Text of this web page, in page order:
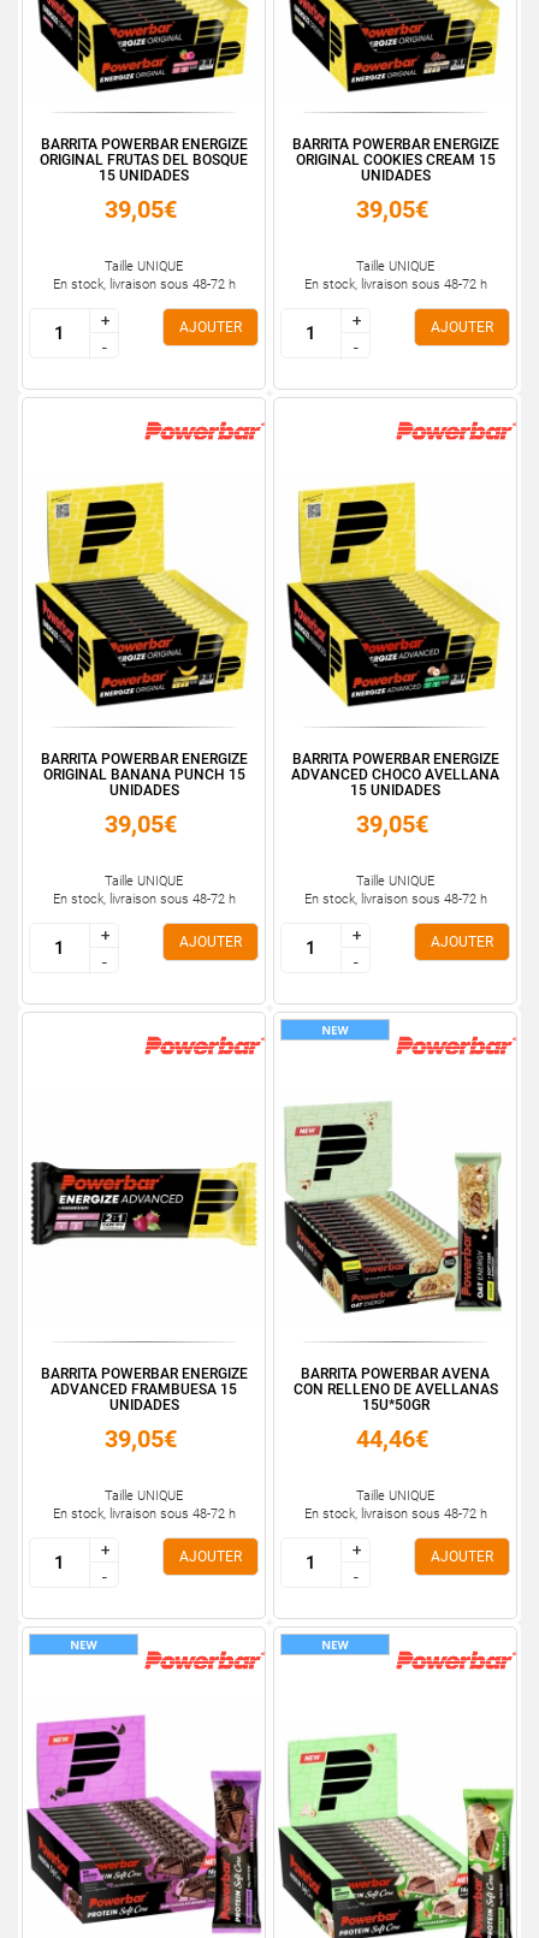
BARRITA POWERBAR ENERGIZE
ORIGINAL FRUTAS DEL BOSQUE
15 UNIDADES
39,05€
Taille UNIQUE
En stock, livraison sous 48-72 h
+
-
+
-
AJOUTER
BARRITA POWERBAR ENERGIZE
ORIGINAL COOKIES CREAM 15
UNIDADES
39,05€
Taille UNIQUE
En stock, livraison sous 48-72 h
+
-
+
-
AJOUTER
BARRITA POWERBAR ENERGIZE
ORIGINAL BANANA PUNCH 15
UNIDADES
39,05€
Taille UNIQUE
En stock, livraison sous 48-72 h
+
-
+
-
AJOUTER
BARRITA POWERBAR ENERGIZE
ADVANCED CHOCO AVELLANA
15 UNIDADES
39,05€
Taille UNIQUE
En stock, livraison sous 48-72 h
+
-
+
-
AJOUTER
BARRITA POWERBAR ENERGIZE
ADVANCED FRAMBUESA 15
UNIDADES
39,05€
Taille UNIQUE
En stock, livraison sous 48-72 h
+
-
+
-
AJOUTER
BARRITA POWERBAR AVENA
CON RELLENO DE AVELLANAS
15U*50GR
44,46€
Taille UNIQUE
En stock, livraison sous 48-72 h
+
-
+
-
AJOUTER